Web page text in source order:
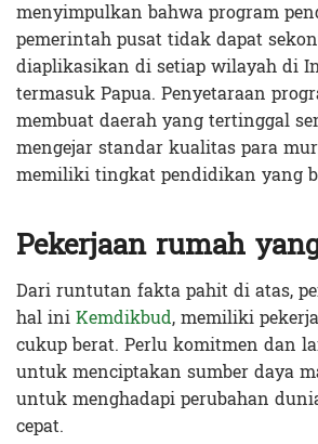
menyimpulkan bahwa program
pemerintah pusat tidak dapat
diaplikasikan di setiap wilayah di
termasuk Papua. Penyetaraan
membuat daerah yang tertinggal
mengejar standar kualitas para
memiliki tingkat pendidikan yang
Pekerjaan rumah
Dari runtutan fakta pahit di atas,
hal iniKemdikbud, memiliki
cukup berat. Perlu komitmen dan
untuk menciptakan sumber daya
untuk menghadapi perubahan
cepat.